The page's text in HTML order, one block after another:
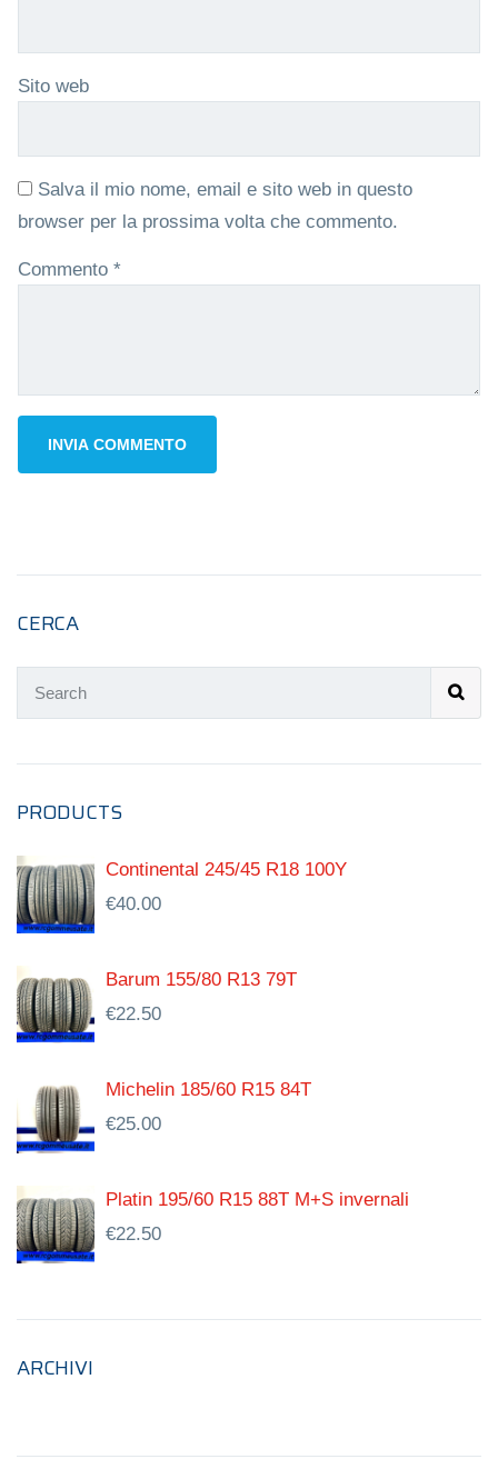
Sito web
Salva il mio nome, email e sito web in questo
browser per la prossima volta che commento.
Commento *
CERCA
PRODUCTS
Continental 245/45 R18 100Y
€40.00
Barum 155/80 R13 79T
€22.50
Michelin 185/60 R15 84T
€25.00
Platin 195/60 R15 88T M+S invernali
€22.50
ARCHIVI